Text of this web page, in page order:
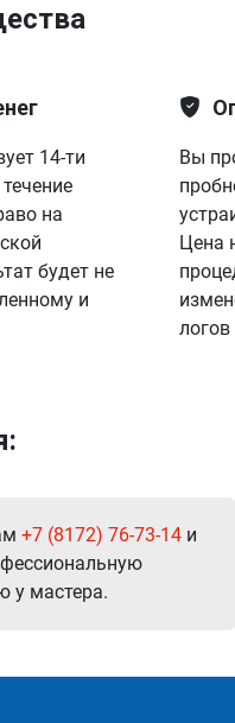
14-ти
на
будет не
и
Вы
Цена
логов
+7 (8172) 76-73-14 и
у мастера.